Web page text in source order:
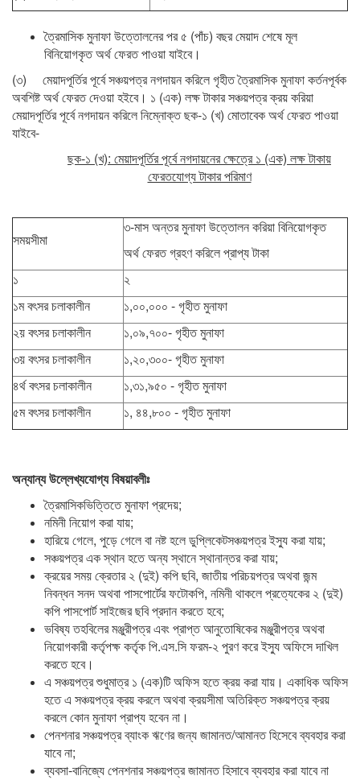
ত্রৈমাসিক মুনাফা উত্তোলনের পর ৫ (পাঁচ) বছর মেয়াদ শেষে মূল
বিনিয়োগকৃত অর্থ ফেরত পাওয়া যাইবে।
(৩) মেয়াদপূর্তির পূর্বে সঞ্চয়পত্র নগদায়ন করিলে গৃহীত ত্রৈমাসিক মুনাফা কর্তনপূর্বক
অবশিষ্ট অর্থ ফেরত দেওয়া হইবে। ১ (এক) লক্ষ টাকার সঞ্চয়পত্র ক্রয় করিয়া
মেয়াদপূর্তির পূর্বে নগদায়ন করিলে নিম্নোক্ত ছক-১ (খ) মোতাবেক অর্থ ফেরত পাওয়া
যাইবে-
ছক-১ (খ): মেয়াদপূর্তির পূর্বে নগদায়নের ক্ষেত্রে ১ (এক) লক্ষ টাকায়
ফেরতযোগ্য টাকার পরিমাণ
সময়সীমা
৩-মাস অন্তর মুনাফা উত্তোলন করিয়া বিনিয়োগকৃত
অর্থ ফেরত গ্রহণ করিলে প্রাপ্য টাকা
১
২
১ম বৎসর চলাকালীন
১,০০,০০০ - গৃহীত মুনাফা
২য় বৎসর চলাকালীন
১,০৯,৭০০- গৃহীত মুনাফা
৩য় বৎসর চলাকালীন
১,২০,৩০০- গৃহীত মুনাফা
৪র্থ বৎসর চলাকালীন
১,৩১,৯৫০ - গৃহীত মুনাফা
৫ম বৎসর চলাকালীন
১, ৪৪,৮০০ - গৃহীত মুনাফা
অন্যান্য উল্লেখ্যযোগ্য বিষয়াবলীঃ
ত্রৈমাসিকভিত্তিতে মুনাফা প্রদেয়;
নমিনী নিয়োগ করা যায়;
হারিয়ে গেলে, পুড়ে গেলে বা নষ্ট হলে ডুপ্লিকেটসঞ্চয়পত্র ইস্যু করা যায়;
সঞ্চয়পত্র এক স্থান হতে অন্য স্থানে স্থানান্তর করা যায়;
ক্রয়ের সময় ক্রেতার ২ (দুই) কপি ছবি, জাতীয় পরিচয়পত্র অথবা জন্ম
নিবন্ধন সনদ অথবা পাসপোর্টের ফটোকপি, নমিনী থাকলে প্রত্যেকের ২ (দুই)
কপি পাসপোর্ট সাইজের ছবি প্রদান করতে হবে;
ভবিষ্য তহবিলের মঞ্জুরীপত্র এবং প্রাপ্ত আনুতোষিকের মঞ্জুরীপত্র অথবা
নিয়োগকারী কর্তৃপক্ষ কর্তৃক পি.এস.সি ফরম-২ পুরণ করে ইস্যু অফিসে দাখিল
করতে হবে।
এ সঞ্চয়পত্র শুধুমাত্র ১ (এক)টি অফিস হতে ক্রয় করা যায়। একাধিক অফিস
হতে এ সঞ্চয়পত্র ক্রয় করলে অথবা ক্রয়সীমা অতিরিক্ত সঞ্চয়পত্র ক্রয়
করলে কোন মুনাফা প্রাপ্য হবেন না।
পেনশনার সঞ্চয়পত্র ব্যাংক ঋণের জন্য জামানত/আমানত হিসেবে ব্যবহার করা
যাবে না;
ব্যবসা-বানিজ্যে পেনশনার সঞ্চয়পত্র জামানত হিসাবে ব্যবহার করা যাবে না